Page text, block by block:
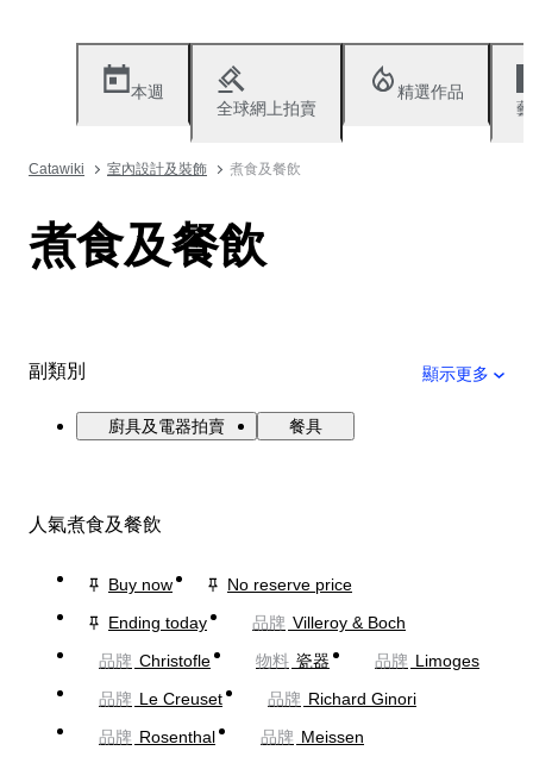
本週
全球網上拍賣
精選作品
Catawiki 室內設計及裝飾 煮食及餐飲
煮食及餐飲
副類別 顯示更多
廚具及電器拍賣 餐具
人氣煮食及餐飲
Buy now
No reserve price
Ending today
品牌 Villeroy & Boch
品牌 Christofle 物料 瓷器 品牌 Limoges
品牌 Le Creuset 品牌 Richard Ginori
品牌 Rosenthal 品牌 Meissen